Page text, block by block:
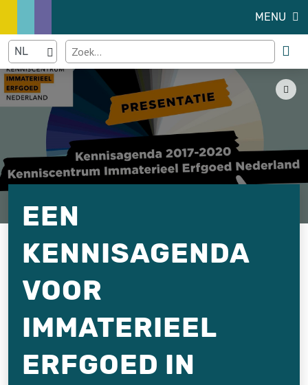
MENU
EEN
KENNISAGENDA
VOOR
IMMATERIEEL
ERFGOED IN